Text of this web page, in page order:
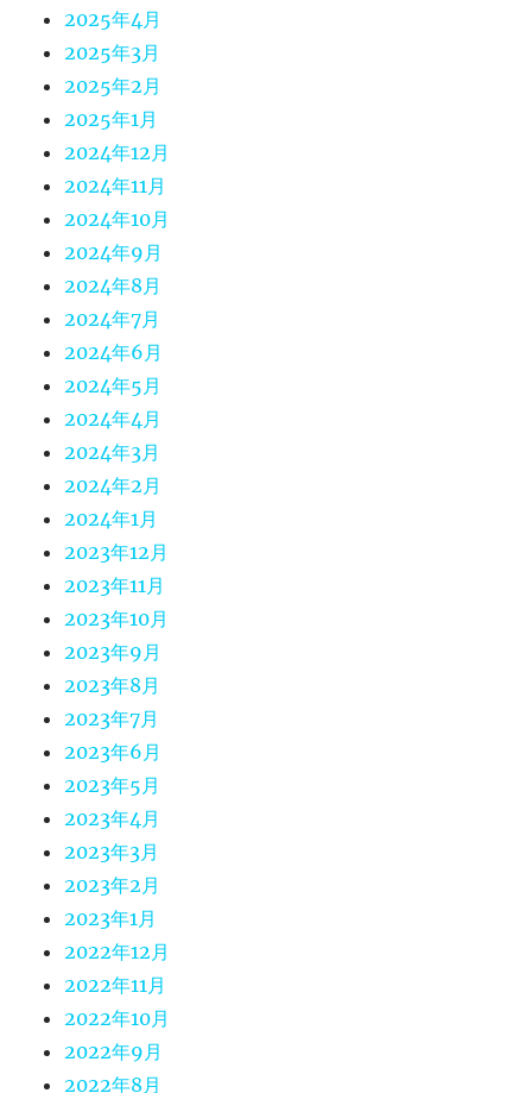
2025年4月
2025年3月
2025年2月
2025年1月
2024年12月
2024年11月
2024年10月
2024年9月
2024年8月
2024年7月
2024年6月
2024年5月
2024年4月
2024年3月
2024年2月
2024年1月
2023年12月
2023年11月
2023年10月
2023年9月
2023年8月
2023年7月
2023年6月
2023年5月
2023年4月
2023年3月
2023年2月
2023年1月
2022年12月
2022年11月
2022年10月
2022年9月
2022年8月